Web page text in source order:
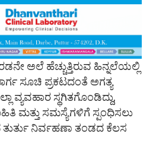
ಅಲೆ ಹೆಚ್ಚುತ್ತಿರುವ ಹಿನ್ನಲೆಯಲ್ಲಿ
ಸೂಚಿ ಪ್ರಕಟದಂತೆ ಅಗತ್ಯ
ವ್ಯವಹಾರ ಸ್ಥಗಿತಗೊಂಡಿದ್ದು,
ಮತ್ತು ಸಮಸ್ಯೆಗಳಿಗೆ ಸ್ಪಂಧಿಸಲು
ನಿರ್ವಹಣಾ ತಂಡದ ಕೆಲಸ